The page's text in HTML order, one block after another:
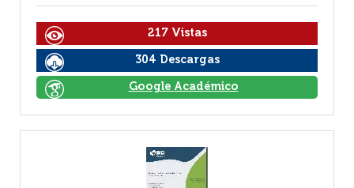
217 Vistas
304 Descargas
Google Académico